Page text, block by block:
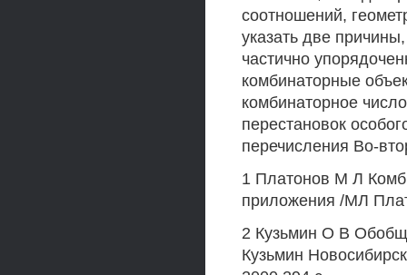
соотношений,
указать две
частично
комбинаторные
комбинаторное
перестановок
перечисления Во-
1 Платонов М Л
приложения /МЛ
2 Кузьмин О В
Кузьмин